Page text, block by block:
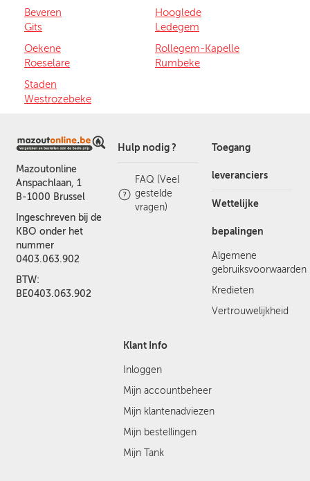
Beveren
Gits
Hooglede
Ledegem
Oekene
Roeselare
Rollegem-Kapelle
Rumbeke
Staden
Westrozebeke
Mazoutonline
Anspachlaan, 1
B-1000 Brussel
Ingeschreven bij de
KBO onder het
nummer
0403.063.902
BTW:
BE0403.063.902
Hulp nodig ?
FAQ (Veel
gestelde
vragen)
Toegang
leveranciers
Wettelijke
bepalingen
Algemene
gebruiksvoorwaarden
Kredieten
Vertrouwelijkheid
Klant Info
Inloggen
Mijn accountbeheer
Mijn klantenadviezen
Mijn bestellingen
Mijn Tank